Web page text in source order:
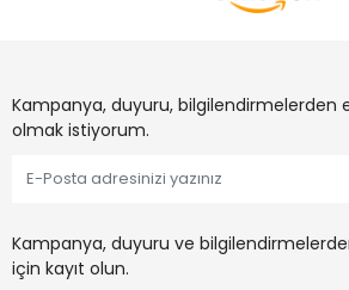
Kampanya, duyuru, bilgilendirmelerden
olmak istiyorum.
Kampanya, duyuru ve
için kayıt olun.